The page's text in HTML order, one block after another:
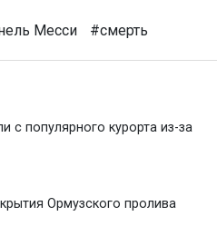
Месси #смерть
с популярного курорта из-за
Ормузского пролива